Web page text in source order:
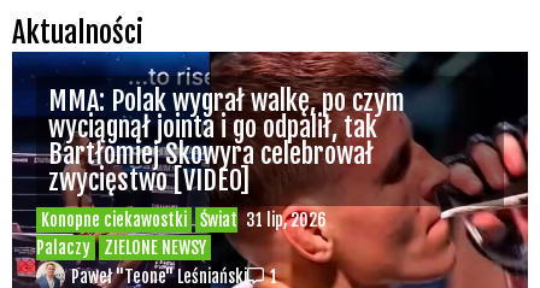
Aktualności
Konopne ciekawostki
Świat
Palaczy
ZIELONE NEWSY
31 lip, 2026
MMA: Polak wygrał walkę, po czym
wyciągnął jointa i go odpalił, tak
Bartłomiej Skowyra celebrował
zwycięstwo [VIDEO]
Paweł "Teone" Leśniański 1